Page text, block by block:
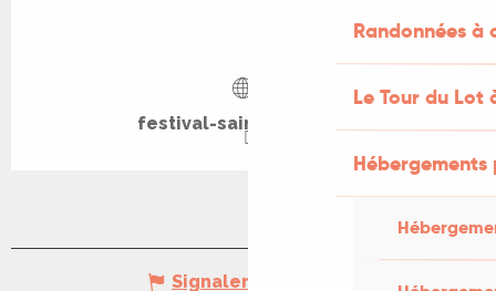
Randonnées
Le Tour du Lot
festival-saint-cere.com
Signaler une erreur